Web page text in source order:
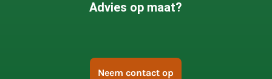
Advies op maat?
Neem contact op